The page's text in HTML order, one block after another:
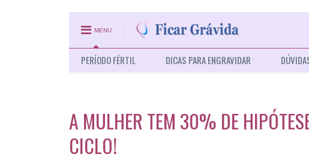
MENU
PERÍODO FÉRTIL DICAS PARA ENGRAVIDAR
A MULHER TEM 30% DE
CICLO!